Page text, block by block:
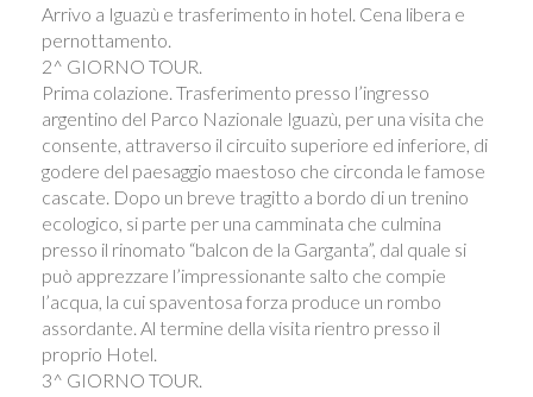
Arrivo a Iguazù e trasferimento in hotel. Cena libera e
pernottamento.
2^ GIORNO TOUR.
Prima colazione. Trasferimento presso l’ingresso
argentino del Parco Nazionale Iguazù, per una visita che
consente, attraverso il circuito superiore ed inferiore, di
godere del paesaggio maestoso che circonda le famose
cascate. Dopo un breve tragitto a bordo di un trenino
ecologico, si parte per una camminata che culmina
presso il rinomato “balcon de la Garganta”, dal quale si
può apprezzare l’impressionante salto che compie
l’acqua, la cui spaventosa forza produce un rombo
assordante. Al termine della visita rientro presso il
proprio Hotel.
3^ GIORNO TOUR.